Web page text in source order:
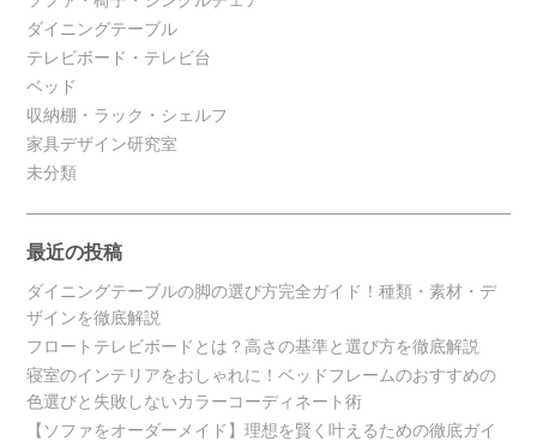
ダイニングテーブル
テレビボード・テレビ台
ベッド
収納棚・ラック・シェルフ
家具デザイン研究室
未分類
最近の投稿
ダイニングテーブルの脚の選び方完全ガイド！種類・素材・デ
ザインを徹底解説
フロートテレビボードとは？高さの基準と選び方を徹底解説
寝室のインテリアをおしゃれに！ベッドフレームのおすすめの
色選びと失敗しないカラーコーディネート術
【ソファをオーダーメイド】理想を賢く叶えるための徹底ガイ